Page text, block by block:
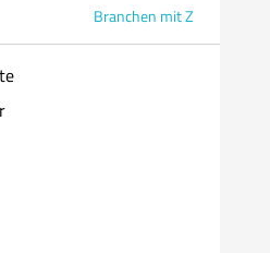
Branchen mit Z